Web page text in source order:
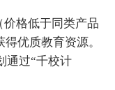
格低于同类产品
优质教育资源。
通过“千校计